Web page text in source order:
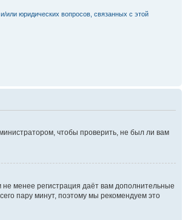
или юридических вопросов, связанных с этой
чтобы проверить, не был ли вам
менее регистрация даёт вам дополнительные
пару минут, поэтому мы рекомендуем это